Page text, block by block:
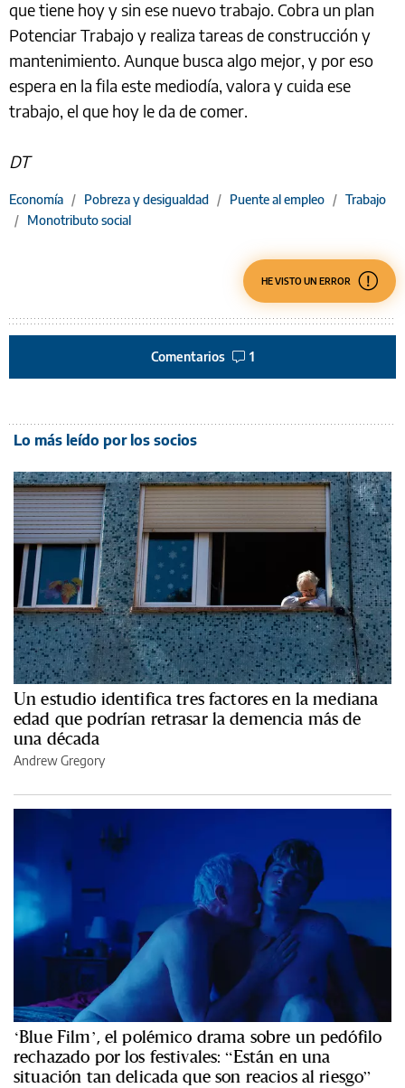
que tiene hoy y sin ese nuevo trabajo. Cobra un plan
Potenciar Trabajo y realiza tareas de construcción y
mantenimiento. Aunque busca algo mejor, y por eso
espera en la fila este mediodía, valora y cuida ese
trabajo, el que hoy le da de comer.
DT
Economía / Pobreza y desigualdad / Puente al empleo / Trabajo
/ Monotributo social
HE VISTO UN ERROR
Comentarios 1
Lo más leído por los socios
Un estudio identifica tres factores en la mediana
edad que podrían retrasar la demencia más de
una década
Andrew Gregory
‘Blue Film’, el polémico drama sobre un pedófilo
rechazado por los festivales: “Están en una
situación tan delicada que son reacios al riesgo”